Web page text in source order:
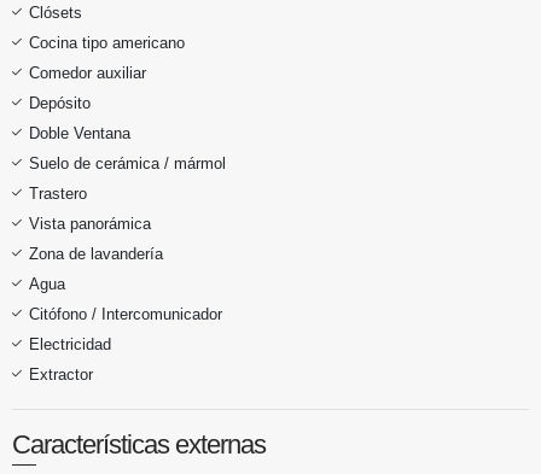
Clósets
Cocina tipo americano
Comedor auxiliar
Depósito
Doble Ventana
Suelo de cerámica / mármol
Trastero
Vista panorámica
Zona de lavandería
Agua
Citófono / Intercomunicador
Electricidad
Extractor
Características externas